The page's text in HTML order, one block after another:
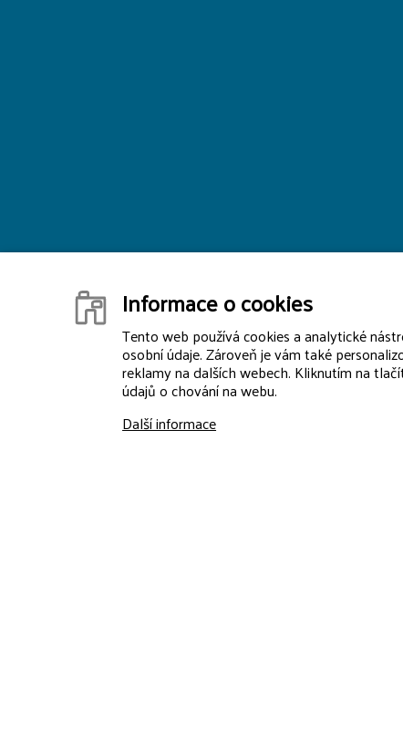
Informace o cookies
Tento web používá cookies a analytické
osobní údaje. Zároveň je vám také
reklamy na dalších webech. Kliknutím na
údajů o chování na webu.
Další informace